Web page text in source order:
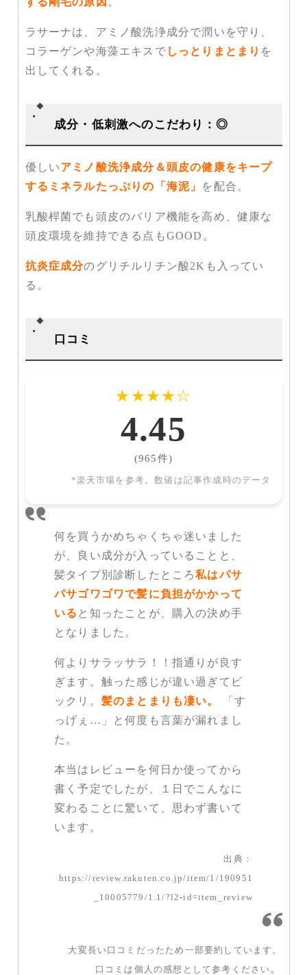
ラサーナは、アミノ酸洗浄成分で潤いを守り、
コラーゲンや海藻エキスで しっとりまとまり を
出してくれる。
成分・低刺激へのこだわり：◎
優しいアミノ酸洗浄成分＆頭皮の健康をキープ
するミネラルたっぷりの「海泥」 を配合。
乳酸桿菌でも頭皮のバリア機能を高め、健康な
頭皮環境を維持できる点もGOOD。
抗炎症成分のグリチルリチン酸2Kも入ってい
る。
口コミ
★★★★☆
4.45
(965件)
*楽天市場を参考。数値は記事作成時のデータ
何を買うかめちゃくちゃ迷いました
が、良い成分が入っていることと、
髪タイプ別診断したところ私はパサ
パサゴワゴワで髪に負担がかかって
いる と知ったことが、購入の決め手
となりました。
何よりサラッサラ！！指通りが良す
ぎます。触った感じが違い過ぎてビ
ックリ。 髪のまとまりも凄い。
「す
っげぇ…」と何度も言葉が漏れまし
た。
本当はレビューを何日か使ってから
書く予定でしたが、１日でこんなに
変わることに驚いて、思わず書いて
います。
出典：
https://review.rakuten.co.jp/item/1/190951
_10005779/1.1/?l2-id=item_review
大変長い口コミだったため一部要約しています。
口コミは個人の感想として参考ください 。